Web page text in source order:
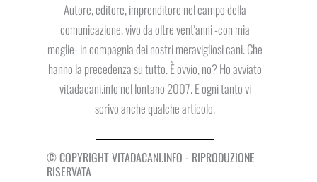
Autore, editore, imprenditore nel campo della
comunicazione, vivo da oltre vent'anni -con mia
moglie- in compagnia dei nostri meravigliosi cani. Che
hanno la precedenza su tutto. È ovvio, no? Ho avviato
vitadacani.info nel lontano 2007. E ogni tanto vi
scrivo anche qualche articolo.
© COPYRIGHT VITADACANI.INFO - RIPRODUZIONE
RISERVATA